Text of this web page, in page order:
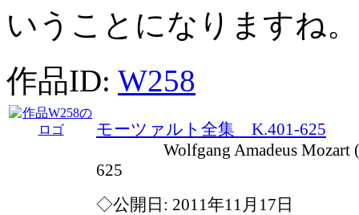
いうことになりますね。
作品ID: W258
モーツァルト全集 K.401-625
Wolfgang Amadeus Mozart
625
◇公開日: 2011年11月17日